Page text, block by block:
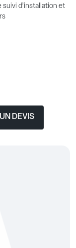
d’installation et
DEVIS